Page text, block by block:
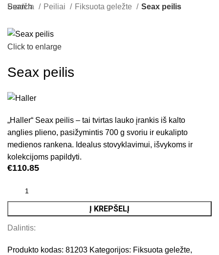
Search
Pradžia Peiliai Fiksuota geležte Seax peilis
Click to enlarge
Seax peilis
„Haller“ Seax peilis – tai tvirtas lauko įrankis iš kalto
anglies plieno, pasižymintis 700 g svoriu ir eukalipto
medienos rankena. Idealus stovyklavimui, išvykoms ir
kolekcijoms papildyti.
€110.85
Į KREPŠELĮ
Dalintis:
Produkto kodas:81203 Kategorijos: Fiksuota geležte,